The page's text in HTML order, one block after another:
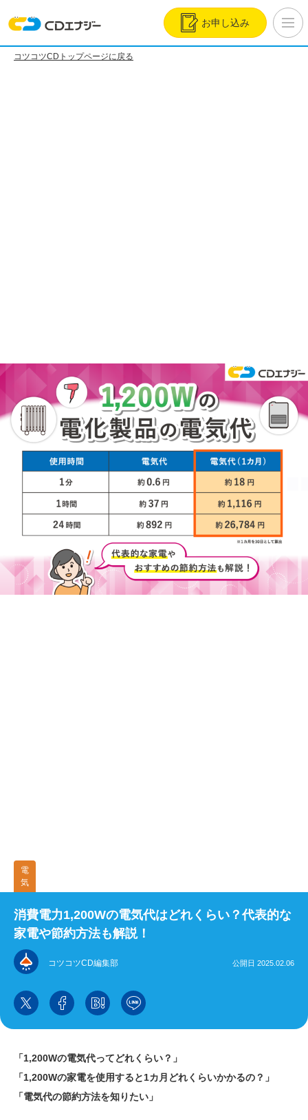
お申し込み
コツコツCDトップページに戻る
電
気
消費電力1,200Wの電気代はどれくらい？代表的な
家電や節約方法も解説！
コツコツCD編集部 公開日 2025.02.06
「1,200Wの電気代ってどれくらい？」
「1,200Wの家電を使用すると1カ月どれくらいかかるの？」
「電気代の節約方法を知りたい」